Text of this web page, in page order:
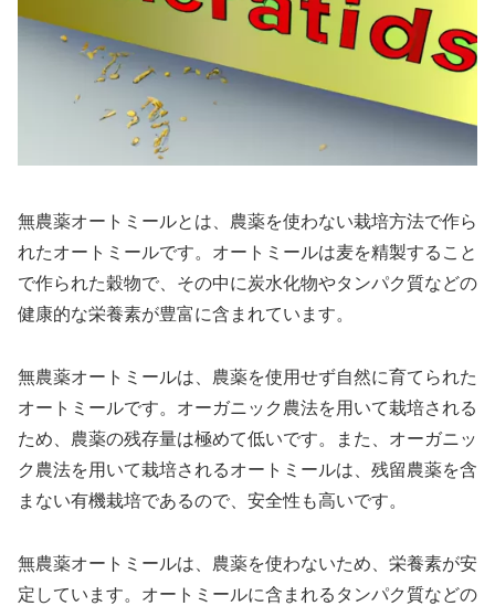
無農薬オートミールとは、農薬を使わない栽培方法で作ら
れたオートミールです。オートミールは麦を精製すること
で作られた穀物で、その中に炭水化物やタンパク質などの
健康的な栄養素が豊富に含まれています。
無農薬オートミールは、農薬を使用せず自然に育てられた
オートミールです。オーガニック農法を用いて栽培される
ため、農薬の残存量は極めて低いです。また、オーガニッ
ク農法を用いて栽培されるオートミールは、残留農薬を含
まない有機栽培であるので、安全性も高いです。
無農薬オートミールは、農薬を使わないため、栄養素が安
定しています。オートミールに含まれるタンパク質などの